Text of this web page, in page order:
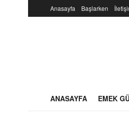
Anasayfa Başlarken
ANASAYFA EMEK